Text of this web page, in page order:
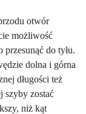
otwór
możliwość
do tyłu.
dolna i górna
długości też
szyby zostać
niż kąt